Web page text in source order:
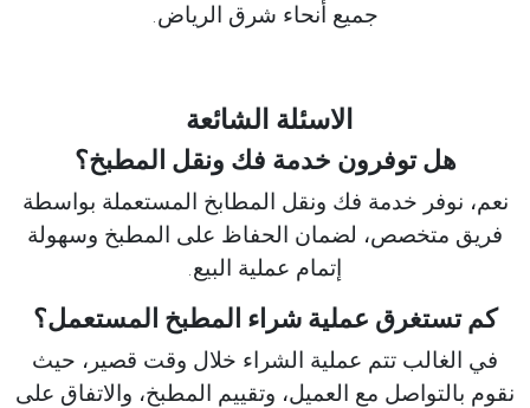
جميع أنحاء شرق الرياض.
الاسئلة الشائعة
هل توفرون خدمة فك ونقل المطبخ؟
نعم، نوفر خدمة فك ونقل المطابخ المستعملة بواسطة
فريق متخصص، لضمان الحفاظ على المطبخ وسهولة
إتمام عملية البيع.
كم تستغرق عملية شراء المطبخ المستعمل؟
في الغالب تتم عملية الشراء خلال وقت قصير، حيث
نقوم بالتواصل مع العميل، وتقييم المطبخ، والاتفاق على